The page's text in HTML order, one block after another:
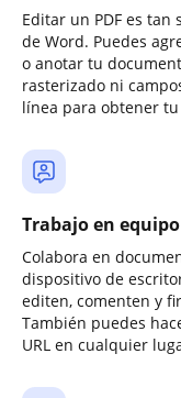
Editar un PDF es
de Word. Puedes
o anotar tu
rasterizado ni
línea para obtener
Trabajo en
Colabora en
dispositivo de
editen, comenten y
También puedes
URL en cualquier